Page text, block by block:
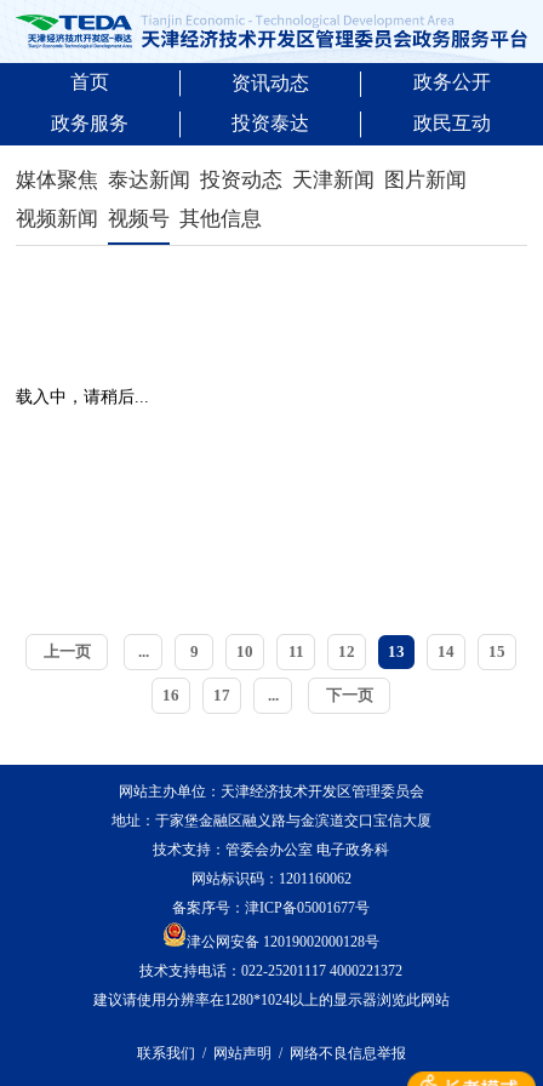
首页 资讯动态
政务公开
政务服务
投资泰达 政民互动
媒体聚焦 泰达新闻 投资动态 天津新闻
图片新闻
视频新闻
视频号 其他信息
载入中，请稍后...
上一页 ... 9 10 11 12 13 14 15
16 17 ... 下一页
网站主办单位：天津经济技术开发区管理委员会
地址：于家堡金融区融义路与金滨道交口宝信大厦
技术支持：管委会办公室 电子政务科
网站标识码：1201160062
备案序号：津ICP备05001677号
津公网安备 12019002000128号
技术支持电话：022-25201117 4000221372
建议请使用分辨率在1280*1024以上的显示器浏览此网站
联系我们 / 网站声明 / 网络不良信息举报